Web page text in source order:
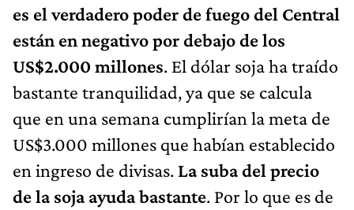
es el verdadero poder de fuego del Central
están en negativo por debajo de los
US$2.000 millones. El dólar soja ha traído
bastante tranquilidad, ya que se calcula
que en una semana cumplirían la meta de
US$3.000 millones que habían establecido
en ingreso de divisas. La suba del precio
de la soja ayuda bastante. Por lo que es de